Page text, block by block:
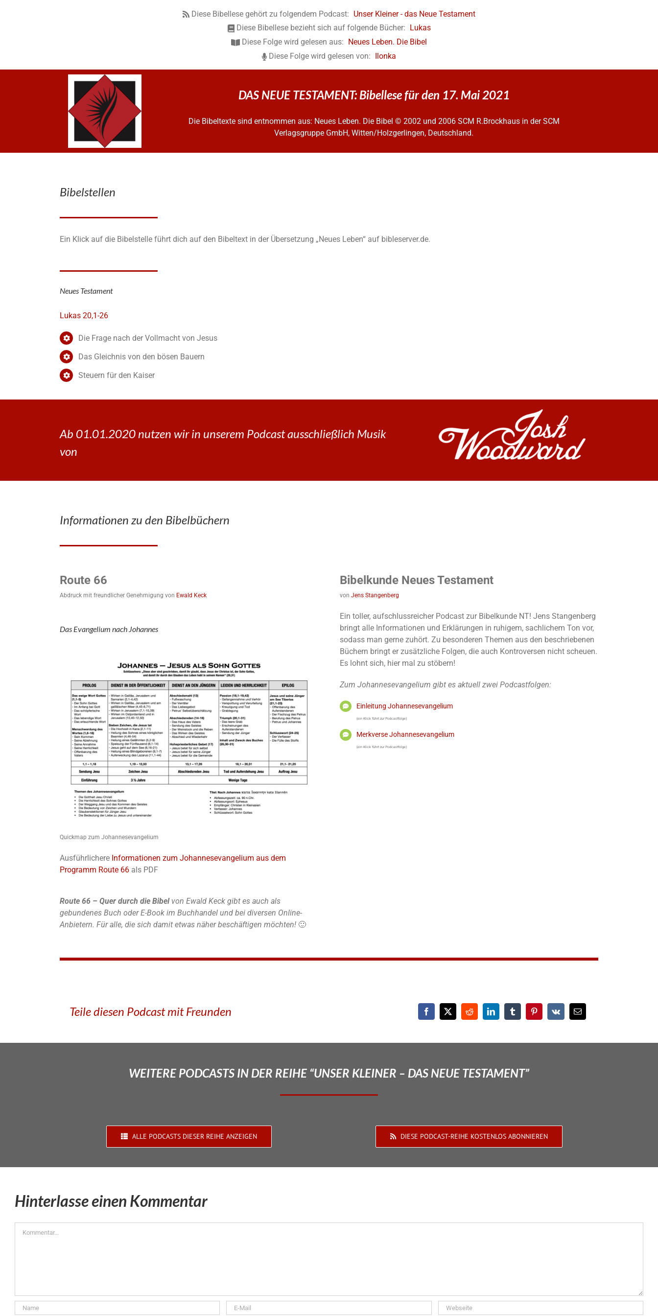
Diese Bibellese gehört zu folgendem Podcast: Unser Kleiner - das Neue Testament
Diese Bibellese bezieht sich auf folgende Bücher:
Lukas
Diese Folge wird gelesen aus:
Neues Leben. Die Bibel
Diese Folge wird gelesen von: Ilonka
DAS NEUE TESTAMENT: Bibellese für den 17. Mai 2021
Die Bibeltexte sind entnommen aus: Neues Leben. Die Bibel © 2002 und 2006 SCM R.Brockhaus in der SCM
Verlagsgruppe GmbH, Witten/Holzgerlingen, Deutschland.
Bibelstellen
Ein Klick auf die Bibelstelle führt dich auf den Bibeltext in der Übersetzung „Neues Leben“ auf bibleserver.de.
Neues Testament
Lukas 20,1-26
Die Frage nach der Vollmacht von Jesus
Das Gleichnis von den bösen Bauern
Steuern für den Kaiser
Ab 01.01.2020 nutzen wir in unserem Podcast ausschließlich Musik
von
Informationen zu den Bibelbüchern
Route 66
Abdruck mit freundlicher Genehmigung von Ewald Keck
Das Evangelium nach Johannes
Quickmap zum Johannesevangelium
Ausführlichere Informationen zum Johannesevangelium aus dem
Programm Route 66 als PDF
Route 66 – Quer durch die Bibel von Ewald Keck gibt es auch als
gebundenes Buch oder E-Book im Buchhandel und bei diversen Online-
Anbietern. Für alle, die sich damit etwas näher beschäftigen möchten! 🙂
Bibelkunde Neues Testament
von Jens Stangenberg
Ein toller, aufschlussreicher Podcast zur Bibelkunde NT! Jens Stangenberg
bringt alle Informationen und Erklärungen in ruhigem, sachlichem Ton vor,
sodass man gerne zuhört. Zu besonderen Themen aus den beschriebenen
Büchern bringt er zusätzliche Folgen, die auch Kontroversen nicht scheuen.
Es lohnt sich, hier mal zu stöbern!
Zum Johannesevangelium gibt es aktuell zwei Podcastfolgen:
Einleitung Johannesevangelium
(ein Klick führt zur Podcastfolge)
Merkverse Johannesevangelium
(ein Klick führt zur Podcastfolge)
Teile diesen Podcast mit Freunden
WEITERE PODCASTS IN DER REIHE “UNSER KLEINER – DAS NEUE TESTAMENT”
ALLE PODCASTS DIESER REIHE ANZEIGEN DIESE PODCAST-REIHE KOSTENLOS ABONNIEREN
Hinterlasse einen Kommentar